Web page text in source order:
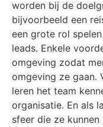
worden bij de
bijvoorbeeld een
een grote rol
leads. Enkele
omgeving zodat
omgeving ze gaan.
leren het team
organisatie. En als
sfeer die ze